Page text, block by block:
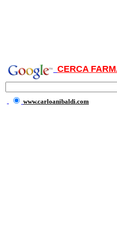
CERCA
www.carloanibaldi.com